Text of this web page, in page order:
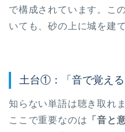
で構成されています。こ
いても、砂の上に城を建
土台①：「音で覚え
知らない単語は聴き取れ
ここで重要なのは 「音と